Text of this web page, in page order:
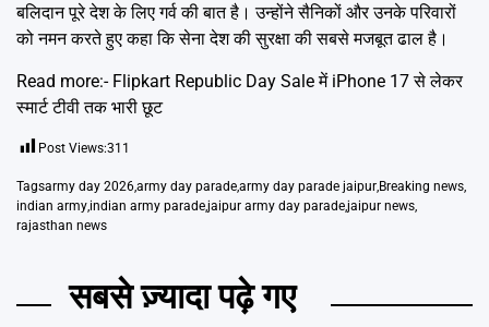
बलिदान पूरे देश के लिए गर्व की बात है। उन्होंने सैनिकों और उनके परिवारों
को नमन करते हुए कहा कि सेना देश की सुरक्षा की सबसे मजबूत ढाल है।
Read more:- Flipkart Republic Day Sale में iPhone 17 से लेकर
स्मार्ट टीवी तक भारी छूट
Post Views:311
Tagsarmy day 2026army day paradearmy day parade jaipur Breaking news
indian army indian army paradejaipur army day paradejaipur news
rajasthan news
सबसे ज़्यादा पढ़े गए